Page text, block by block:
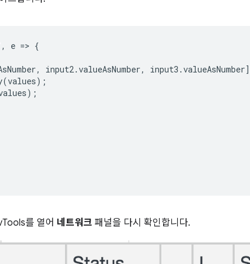
, e => {
, input2.valueAsNumber, input3 .valueAsNumber
(values);
);
를 열어 네트워크 패널을 다시 확인합니다.